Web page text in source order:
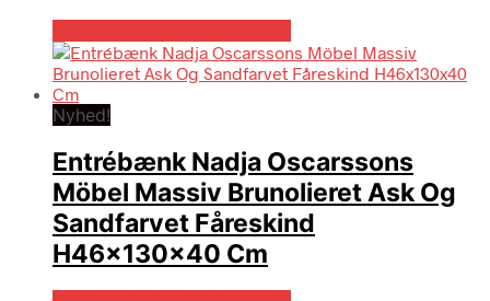
Nyhed!
Entrébænk Nadja Oscarssons
Möbel Massiv Brunolieret Ask Og
Sandfarvet Fåreskind
H46x130x40 Cm